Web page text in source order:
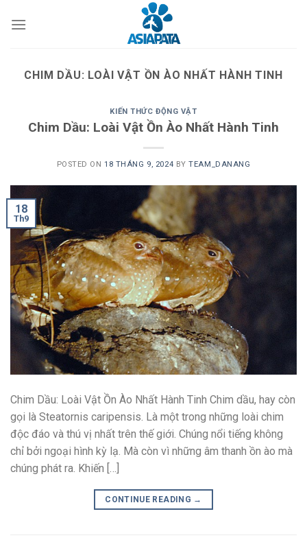
CHIM DẦU: LOÀI VẬT ỒN ÀO NHẤT HÀNH TINH
KIẾN THỨC ĐỘNG VẬT
Chim Dầu: Loài Vật Ồn Ào Nhất Hành Tinh
POSTED ON18 THÁNG 9, 2024 BYTEAM_DANANG
18
Th9
Chim Dầu: Loài Vật Ồn Ào Nhất Hành Tinh Chim dầu, hay còn
gọi là Steatornis caripensis. Là một trong những loài chim
độc đáo và thú vị nhất trên thế giới. Chúng nổi tiếng không
chỉ bởi ngoại hình kỳ lạ. Mà còn vì những âm thanh ồn ào mà
chúng phát ra. Khiến […]
CONTINUE READING →